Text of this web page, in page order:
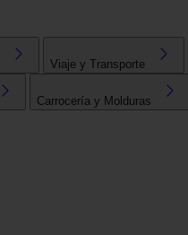
Viaje y Transporte
Carrocería y Molduras